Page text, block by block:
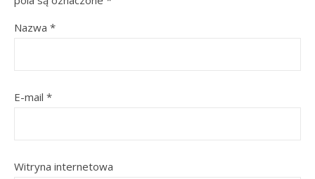
Nazwa *
E-mail *
Witryna internetowa